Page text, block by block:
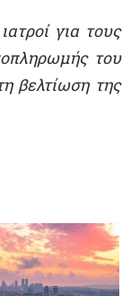
για τους
του
βελτίωση της